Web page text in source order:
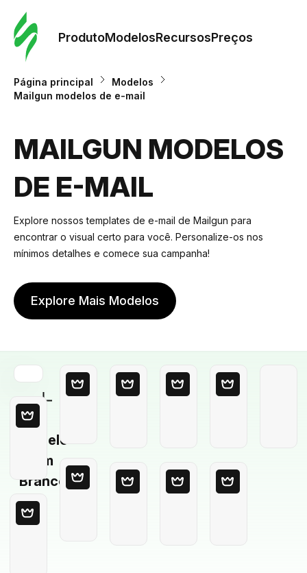
ProdutoModelosRecursosPreços
Página principal
Modelos
Mailgun modelos de e-mail
MAILGUN MODELOS
DE E-MAIL
Explore nossos templates de e-mail de Mailgun para
encontrar o visual certo para você. Personalize-os nos
mínimos detalhes e comece sua campanha!
Explore Mais Modelos
Modelo
em
Branco